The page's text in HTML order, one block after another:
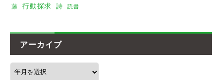
藤 行動探求 詩 読書
アーカイブ